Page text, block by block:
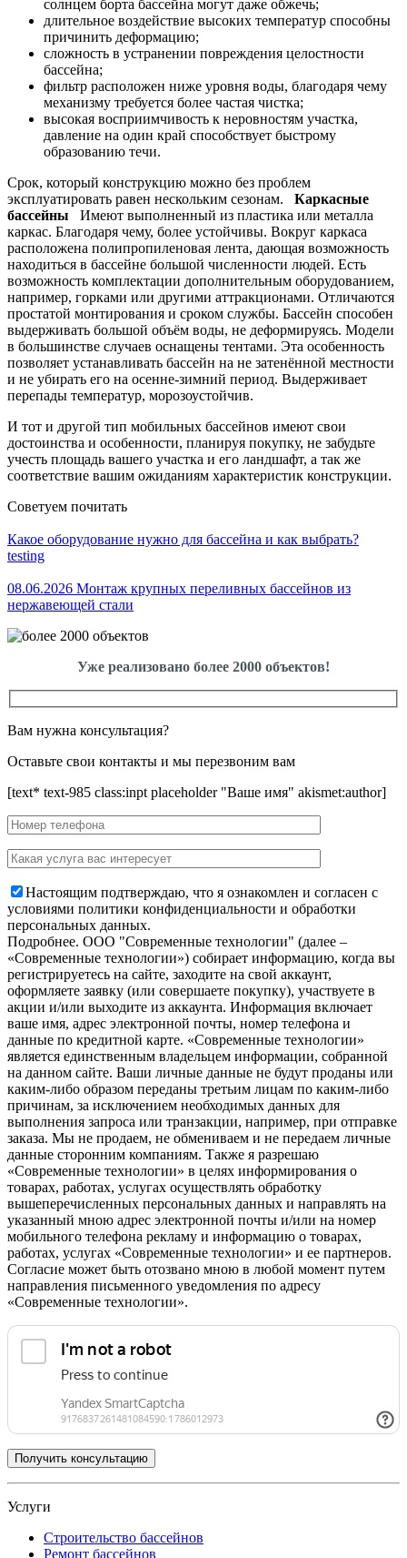
солнцем борта бассейна могут даже обжечь;
длительное воздействие высоких температур способны
причинить деформацию;
сложность в устранении повреждения целостности
бассейна;
фильтр расположен ниже уровня воды, благодаря чему
механизму требуется более частая чистка;
высокая восприимчивость к неровностям участка,
давление на один край способствует быстрому
образованию течи.
Срок, который конструкцию можно без проблем
эксплуатировать равен нескольким сезонам. Каркасные
бассейны Имеют выполненный из пластика или металла
каркас. Благодаря чему, более устойчивы. Вокруг каркаса
расположена полипропиленовая лента, дающая возможность
находиться в бассейне большой численности людей. Есть
возможность комплектации дополнительным оборудованием,
например, горками или другими аттракционами. Отличаются
простатой монтирования и сроком службы. Бассейн способен
выдерживать большой объём воды, не деформируясь. Модели
в большинстве случаев оснащены тентами. Эта особенность
позволяет устанавливать бассейн на не затенённой местности
и не убирать его на осенне-зимний период. Выдерживает
перепады температур, морозоустойчив.
И тот и другой тип мобильных бассейнов имеют свои
достоинства и особенности, планируя покупку, не забудьте
учесть площадь вашего участка и его ландшафт, а так же
соответствие вашим ожиданиям характеристик конструкции.
Советуем почитать
Какое оборудование нужно для бассейна и как выбрать?
testing
08.06.2026 Монтаж крупных переливных бассейнов из
нержавеющей стали
Уже реализовано более 2000 объектов!
Вам нужна консультация?
Оставьте свои контакты и мы перезвоним вам
[text* text-985 class:inpt placeholder "Ваше имя" akismet:author]
Настоящим подтверждаю, что я ознакомлен и согласен с
условиями политики конфиденциальности и обработки
персональных данных.
Подробнее. OOO "Современные технологии" (далее –
«Современные технологии») собирает информацию, когда вы
регистрируетесь на сайте, заходите на свой аккаунт,
оформляете заявку (или совершаете покупку), участвуете в
акции и/или выходите из аккаунта. Информация включает
ваше имя, адрес электронной почты, номер телефона и
данные по кредитной карте. «Современные технологии»
является единственным владельцем информации, собранной
на данном сайте. Ваши личные данные не будут проданы или
каким-либо образом переданы третьим лицам по каким-либо
причинам, за исключением необходимых данных для
выполнения запроса или транзакции, например, при отправке
заказа. Мы не продаем, не обмениваем и не передаем личные
данные сторонним компаниям. Также я разрешаю
«Современные технологии» в целях информирования о
товарах, работах, услугах осуществлять обработку
вышеперечисленных персональных данных и направлять на
указанный мною адрес электронной почты и/или на номер
мобильного телефона рекламу и информацию о товарах,
работах, услугах «Современные технологии» и ее партнеров.
Согласие может быть отозвано мною в любой момент путем
направления письменного уведомления по адресу
«Современные технологии».
Услуги
Строительство бассейнов
Ремонт бассейнов